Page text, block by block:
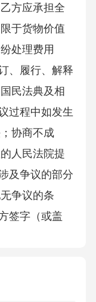
方应承担全
于货物价值
处理费用
、履行、解释
民法典及相
过程中如发生
协商不成
人民法院提
及争议的部分
争议的条
签字（或盖
议与本协议